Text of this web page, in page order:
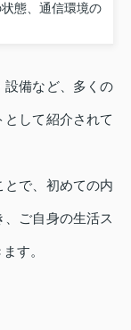
態、通信環境の
設備など、多くの
して紹介されて
とで、初めての内
、ご自身の生活ス
す。